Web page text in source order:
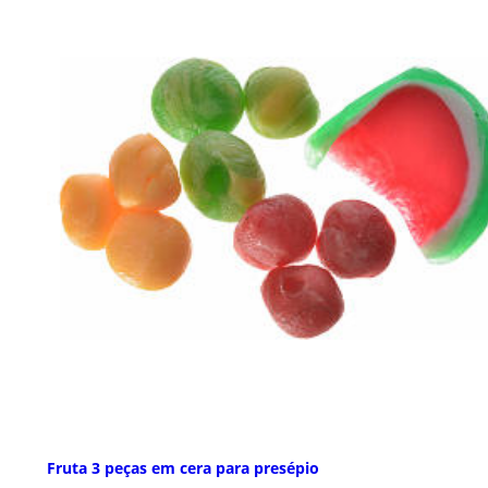
Fruta 3 peças em cera para presépio